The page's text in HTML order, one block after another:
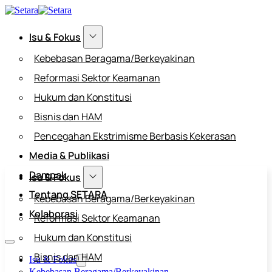
Isu & Fokus
Kebebasan Beragama/Berkeyakinan
Reformasi Sektor Keamanan
Hukum dan Konstitusi
Bisnis dan HAM
Pencegahan Ekstrimisme Berbasis Kekerasan
Media & Publikasi
Dampak
Tentang SETARA
Kolaborasi
Isu & Fokus
Isu & Fokus
Kebebasan Beragama/Berkeyakinan
Reformasi Sektor Keamanan
Hukum dan Konstitusi
Bisnis dan HAM